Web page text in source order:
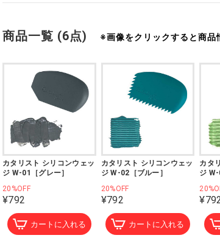
商品一覧 (6点) ※画像をクリックすると商品
カタリスト シリコンウェッ
ジ W-01［グレー］
20%OFF
¥792
カートに入れる
カタリスト シリコンウェッ
ジ W-02［ブルー］
20%OFF
¥792
カートに入れる
カタ
ジ W-